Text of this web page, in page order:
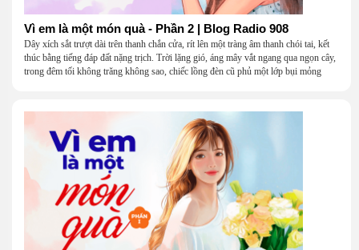
Vì em là một món quà - Phần 2 | Blog Radio 908
Dây xích sắt trượt dài trên thanh chắn cửa, rít lên một tràng âm thanh chói tai, kết
thúc bằng tiếng đáp đất nặng trịch. Trời lặng gió, áng mây vắt ngang qua ngọn cây,
trong đêm tối không trăng không sao, chiếc lồng đèn cũ phủ một lớp bụi mỏng